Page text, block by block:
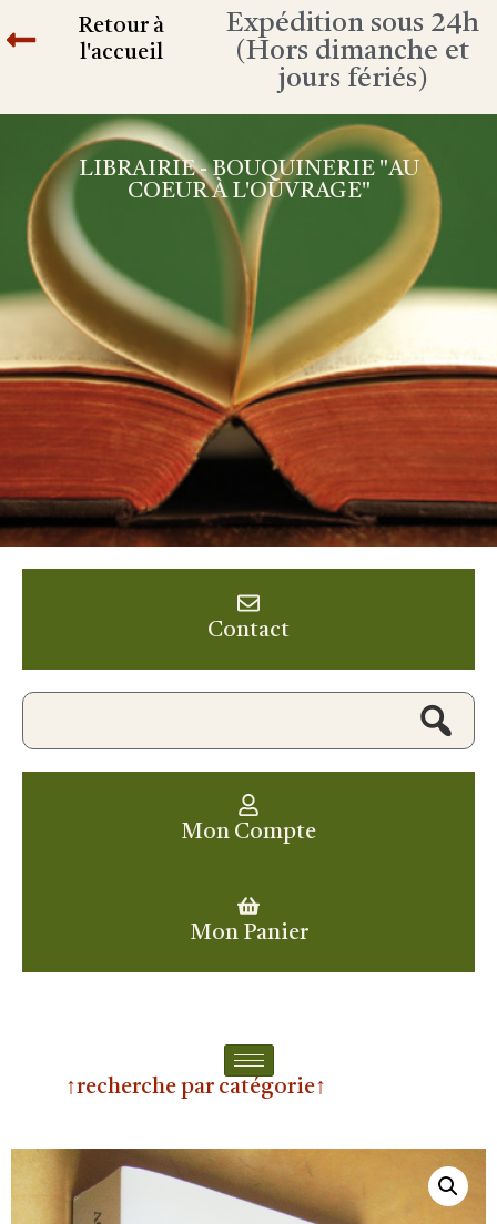
Retour à
l'accueil
Expédition sous 24h
(Hors dimanche et
jours fériés)
LIBRAIRIE - BOUQUINERIE "AU
COEUR À L'OUVRAGE"
Contact
Mon Compte
Mon Panier
↑recherche par catégorie↑